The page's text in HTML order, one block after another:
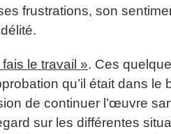
frustrations, son
fais le travail ». Ces
qu’il était dans
de continuer l’œuvre
sur les différentes